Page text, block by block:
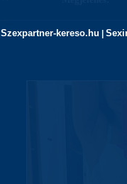
Szexpartner-kereso.hu